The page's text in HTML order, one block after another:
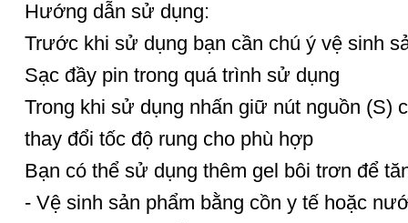
Hướng dẫn sử dụng:
Trước khi sử dụng bạn cần chú ý vệ sinh
Sạc đầy pin trong quá trình sử dụng
Trong khi sử dụng nhấn giữ nút nguồn (S)
thay đổi tốc độ rung cho phù hợp
Bạn có thể sử dụng thêm gel bôi trơn để
- Vệ sinh sản phẩm bằng cồn y tế hoặc